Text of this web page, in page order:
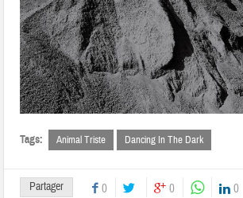
Tags: Animal Triste Dancing In The Dark
Partager 0 0 0